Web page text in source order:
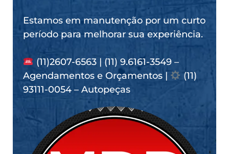
Estamos em manutenção por um curto
período para melhorar sua experiência.
(11)2607-6563 | (11) 9.6161-3549 –
Agendamentos e Orçamentos |
(11)
93111-0054 – Autopeças